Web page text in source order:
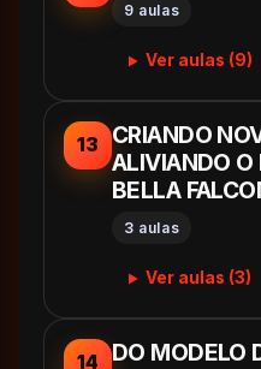
9 aulas
Ver aulas (9)
13
CRIANDO
ALIVIANDO O
BELLA
3 aulas
Ver aulas (3)
14
DO MODELO